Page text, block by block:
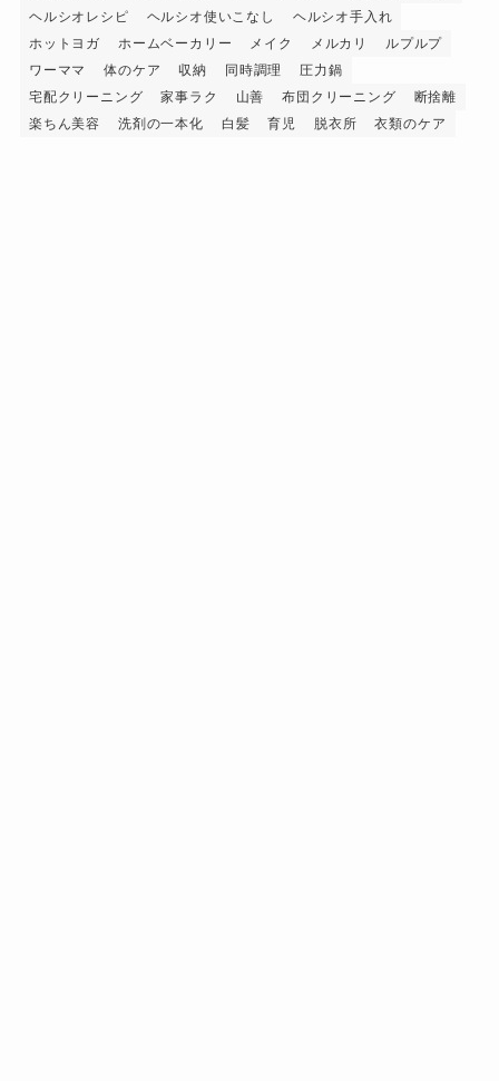
ヘルシオレシピ
ヘルシオ使いこなし
ヘルシオ手入れ
ホットヨガ
ホームベーカリー メイク メルカリ
ルプルプ
ワーママ
体のケア 収納 同時調理
圧力鍋
宅配クリーニング
家事ラク 山善 布団クリーニング
断捨離
楽ちん美容
洗剤の一本化 白髪 育児 脱衣所 衣類のケア